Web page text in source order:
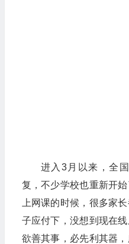
进入3月以来，全
复，不少学校也重新开
上网课的时候，很多家
子应付下，没想到现在
欲善其事，必先利其器